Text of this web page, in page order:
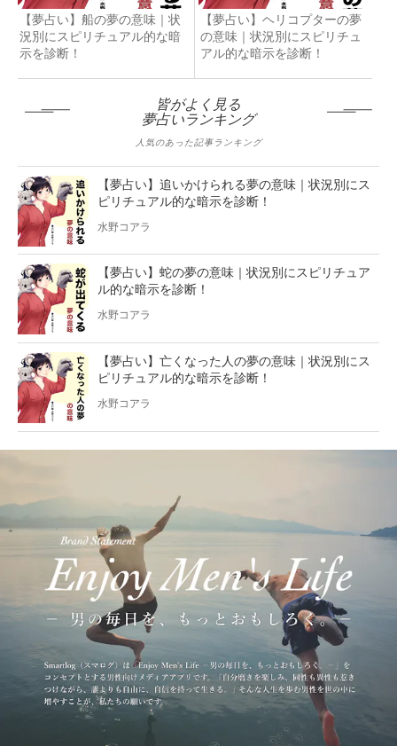
【夢占い】船の夢の意味｜状
況別にスピリチュアル的な暗
示を診断！
【夢占い】ヘリコプターの夢
の意味｜状況別にスピリチュ
アル的な暗示を診断！
皆がよく見る
夢占いランキング
人気のあった記事ランキング
【夢占い】追いかけられる夢の意味｜状況別にス
ピリチュアル的な暗示を診断！
水野コアラ
【夢占い】蛇の夢の意味｜状況別にスピリチュア
ル的な暗示を診断！
水野コアラ
【夢占い】亡くなった人の夢の意味｜状況別にス
ピリチュアル的な暗示を診断！
水野コアラ